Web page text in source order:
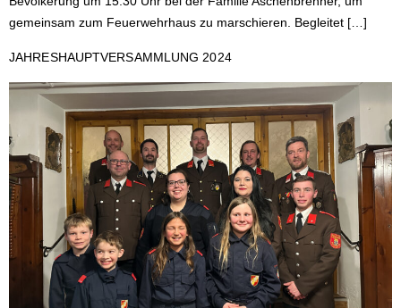
gemeinsam zum Feuerwehrhaus zu marschieren. Begleitet […]
JAHRESHAUPTVERSAMMLUNG 2024